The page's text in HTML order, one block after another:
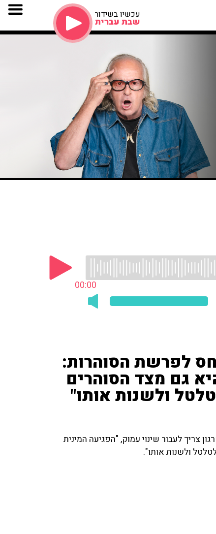
עכשיו בשידור
שבת עברית
00:00
לפרשת הסוהרות:
גם מצד הסוהרים
ולשנות אותו"
צריך לעבור שינוי עמוק, "הפגיעה המינית
ולשנות אותו".